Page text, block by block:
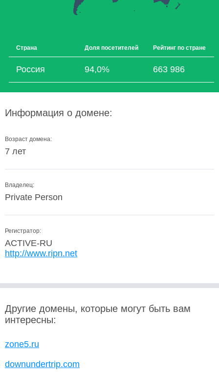
Страна Доля посетителей Рейтинг по стране
Россия 94,0% 663 986
Информация о домене:
Возраст домена:
7 лет
Владелец:
Private Person
Регистратор:
ACTIVE-RU
http://www.ripn.net
Другие домены, которые могут быть вам
интересны:
zone5.ru
downundertrip.com